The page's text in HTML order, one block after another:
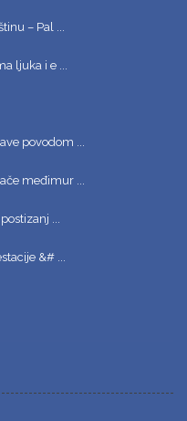
– Pal ...
ljuka i e ...
povodom ...
međimur ...
...
&# ...